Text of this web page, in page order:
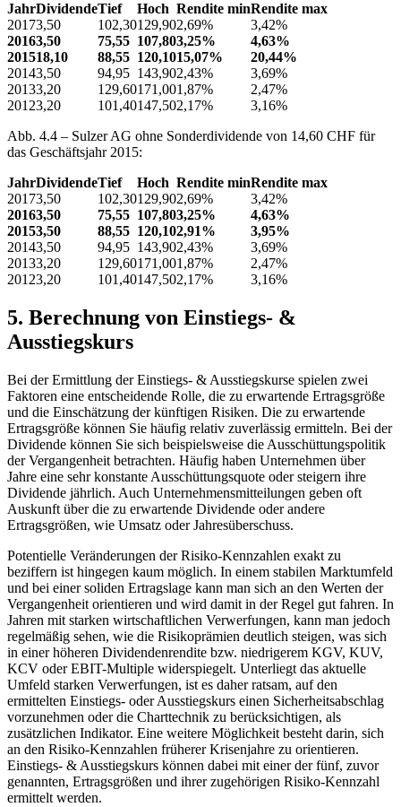
JahrDividendeTief Hoch Rendite minRendite max
20173,50 102,30129,902,69%
3,42%
20163,50 75,55 107,803,25%
4,63%
201518,10 88,55 120,1015,07%
20,44%
20143,50 94,95 143,902,43%
3,69%
20133,20 129,60171,001,87%
2,47%
20123,20 101,40147,502,17%
3,16%
Abb. 4.4 – Sulzer AG ohne Sonderdividende von 14,60 CHF für
das Geschäftsjahr 2015:
JahrDividendeTief Hoch Rendite minRendite max
20173,50 102,30129,902,69%
3,42%
20163,50 75,55 107,803,25%
4,63%
20153,50 88,55 120,102,91%
3,95%
20143,50 94,95 143,902,43%
3,69%
20133,20 129,60171,001,87%
2,47%
20123,20 101,40147,502,17% 3,16%
5. Berechnung von Einstiegs- &
Ausstiegskurs
Bei der Ermittlung der Einstiegs- & Ausstiegskurse spielen zwei
Faktoren eine entscheidende Rolle, die zu erwartende Ertragsgröße
und die Einschätzung der künftigen Risiken. Die zu erwartende
Ertragsgröße können Sie häufig relativ zuverlässig ermitteln. Bei der
Dividende können Sie sich beispielsweise die Ausschüttungspolitik
der Vergangenheit betrachten. Häufig haben Unternehmen über
Jahre eine sehr konstante Ausschüttungsquote oder steigern ihre
Dividende jährlich. Auch Unternehmensmitteilungen geben oft
Auskunft über die zu erwartende Dividende oder andere
Ertragsgrößen, wie Umsatz oder Jahresüberschuss.
Potentielle Veränderungen der Risiko-Kennzahlen exakt zu
beziffern ist hingegen kaum möglich. In einem stabilen Marktumfeld
und bei einer soliden Ertragslage kann man sich an den Werten der
Vergangenheit orientieren und wird damit in der Regel gut fahren. In
Jahren mit starken wirtschaftlichen Verwerfungen, kann man jedoch
regelmäßig sehen, wie die Risikoprämien deutlich steigen, was sich
in einer höheren Dividendenrendite bzw. niedrigerem KGV, KUV,
KCV oder EBIT-Multiple widerspiegelt. Unterliegt das aktuelle
Umfeld starken Verwerfungen, ist es daher ratsam, auf den
ermittelten Einstiegs- oder Ausstiegskurs einen Sicherheitsabschlag
vorzunehmen oder die Charttechnik zu berücksichtigen, als
zusätzlichen Indikator. Eine weitere Möglichkeit besteht darin, sich
an den Risiko-Kennzahlen früherer Krisenjahre zu orientieren.
Einstiegs- & Ausstiegskurs können dabei mit einer der fünf, zuvor
genannten, Ertragsgrößen und ihrer zugehörigen Risiko-Kennzahl
ermittelt werden.